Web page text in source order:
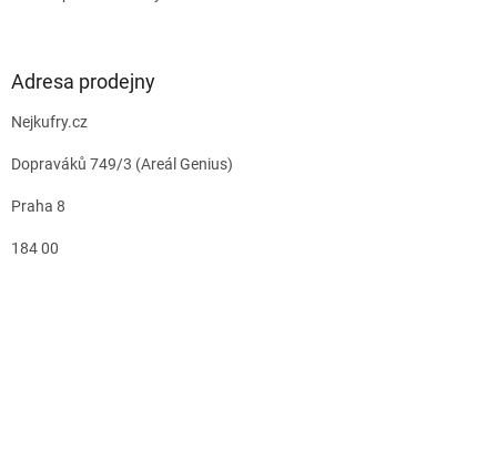
Adresa prodejny
Nejkufry.cz
Dopraváků 749/3 (Areál Genius)
Praha 8
184 00